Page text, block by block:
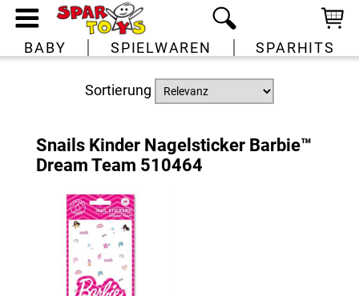
BABY SPIELWAREN SPARHITS
Sortierung
Snails Kinder Nagelsticker Barbie™
Dream Team 510464